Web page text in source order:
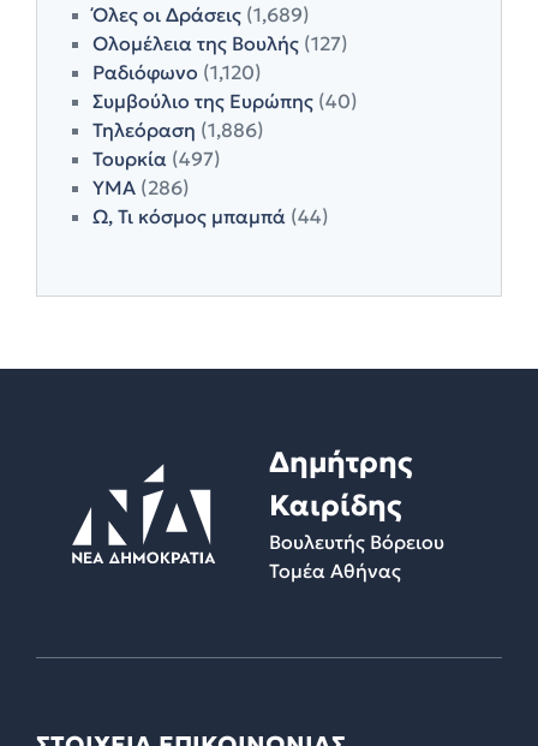
Όλες οι Δράσεις (1,689)
Ολομέλεια της Βουλής (127)
Ραδιόφωνο (1,120)
Συμβούλιο της Ευρώπης (40)
Τηλεόραση (1,886)
Τουρκία (497)
ΥΜΑ (286)
Ω, Τι κόσμος μπαμπά (44)
Δημήτρης
Καιρίδης
Βουλευτής Βόρειου
Τομέα Αθήνας